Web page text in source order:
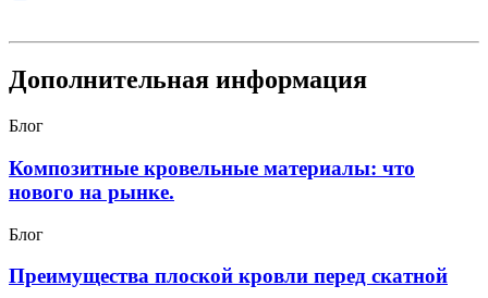
Дополнительная информация
Блог
Композитные кровельные материалы: что
нового на рынке.
Блог
Преимущества плоской кровли перед скатной